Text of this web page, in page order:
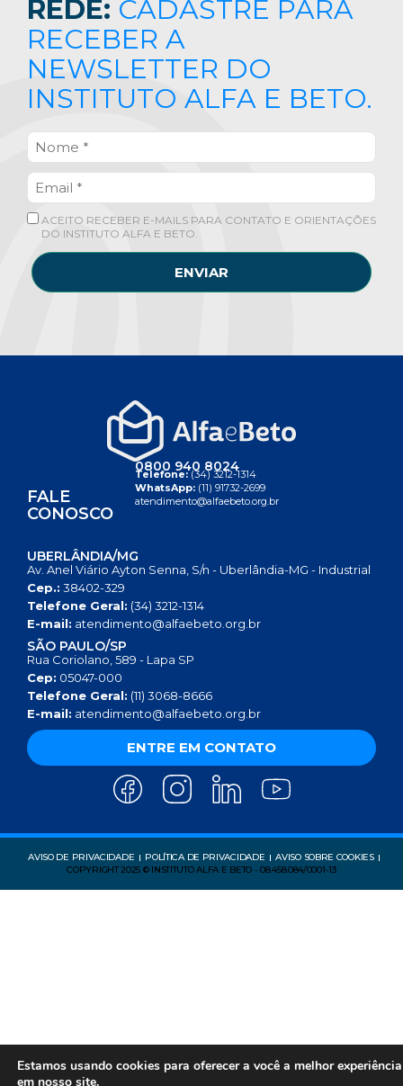
REDE: CADASTRE PARA
RECEBER A
NEWSLETTER DO
INSTITUTO ALFA E BETO.
ACEITO RECEBER E-MAILS PARA CONTATO E ORIENTAÇÕES
DO INSTITUTO ALFA E BETO.
ENVIAR
FALE
CONOSCO
0800 940 8024
Telefone:(34) 3212-1314
WhatsApp: (11) 91732-2699
atendimento@alfaebeto.org.br
UBERLÂNDIA/MG
Av. Anel Viário Ayton Senna, S/n - Uberlândia-MG - Industrial
Cep.: 38402-329
Telefone Geral: (34) 3212-1314
E-mail: atendimento@alfaebeto.org.br
SÃO PAULO/SP
Rua Coriolano, 589 - Lapa SP
Cep: 05047-000
Telefone Geral: (11) 3068-8666
E-mail: atendimento@alfaebeto.org.br
ENTRE EM CONTATO
AVISO DE PRIVACIDADE POLÍTICA DE PRIVACIDADE
AVISO SOBRE COOKIES
COPYRIGHT 2025 © INSTITUTO ALFA E BETO - 08.458.084/0001-13
Estamos usando cookies para oferecer a você a melhor experiência
em nosso site.